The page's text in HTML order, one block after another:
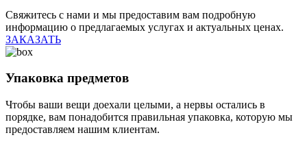
Свяжитесь с нами и мы предоставим вам подробную
информацию о предлагаемых услугах и актуальных ценах.
ЗАКАЗАТЬ
Упаковка предметов
Чтобы ваши вещи доехали целыми, а нервы остались в
порядке, вам понадобится правильная упаковка, которую мы
предоставляем нашим клиентам.